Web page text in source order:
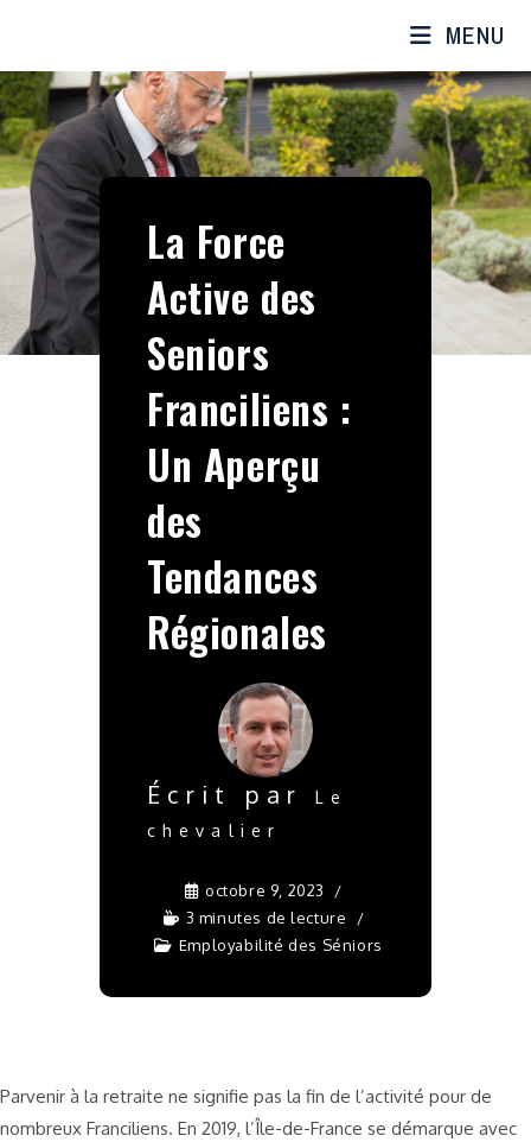
MENU
La Force
Active des
Seniors
Franciliens :
Un Aperçu
des
Tendances
Régionales
Écrit par
Le
chevalier
octobre 9, 2023
3 minutes de lecture
Employabilité des Séniors
Parvenir à la retraite ne signifie pas la fin de l’activité pour de
nombreux Franciliens. En 2019, l’Île-de-France se démarque avec